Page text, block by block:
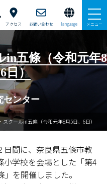
アクセス お問い合わせ language メニュー
養成）
爾
ン曽爾
支援
in五條
in五條（令和元年8
日）
センター
スクールin五條（令和元年8月5日、6日）
間に、奈良県五條市教
学校を会場とした「第4
を開催しました。